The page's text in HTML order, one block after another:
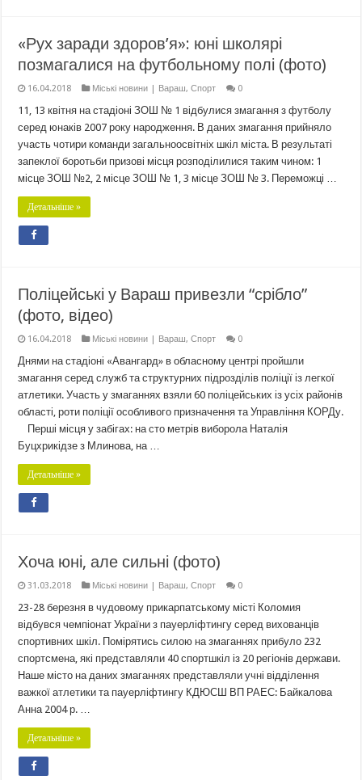
«Рух заради здоров’я»: юні школярі
позмагалися на футбольному полі (фото)
16.04.2018 Міські новини | Вараш,Спорт 0
11, 13 квітня на стадіоні ЗОШ № 1 відбулися змагання з футболу
серед юнаків 2007 року народження. В даних змагання прийняло
участь чотири команди загальноосвітніх шкіл міста. В результаті
запеклої боротьби призові місця розподілилися таким чином: 1
місце ЗОШ №2, 2 місце ЗОШ № 1, 3 місце ЗОШ № 3. Переможці …
Детальніше »
Поліцейські у Вараш привезли “срібло”
(фото, відео)
16.04.2018 Міські новини | Вараш,Спорт 0
Днями на стадіоні «Авангард» в обласному центрі пройшли
змагання серед служб та структурних підрозділів поліції із легкої
атлетики. Участь у змаганнях взяли 60 поліцейських із усіх районів
області, роти поліції особливого призначення та Управління КОРДу.
Перші місця у забігах: на сто метрів виборола Наталія
Буцхрикідзе з Млинова, на …
Детальніше »
Хоча юні, але сильні (фото)
31.03.2018 Міські новини | Вараш,Спорт 0
23-28 березня в чудовому прикарпатському місті Коломия
відбувся чемпіонат України з пауерліфтингу серед вихованців
спортивних шкіл. Помірятись силою на змаганнях прибуло 232
спортсмена, які представляли 40 спортшкіл із 20 регіонів держави.
Наше місто на даних змаганнях представляли учні відділення
важкої атлетики та пауерліфтингу КДЮСШ ВП РАЕС: Байкалова
Анна 2004 р. …
Детальніше »